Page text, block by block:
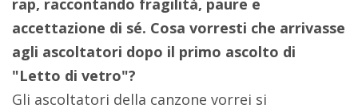
accettazione di sé. Cosa vorresti che arrivasse
agli ascoltatori dopo il primo ascolto di
"Letto di vetro"?
Gli ascoltatori della canzone vorrei si